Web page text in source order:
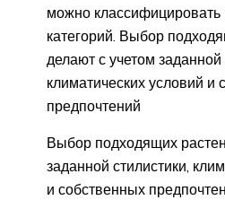
можно классифицировать
категорий. Выбор
делают с учетом заданной
климатических условий и
предпочтений
Выбор подходящих
заданной стилистики,
и собственных